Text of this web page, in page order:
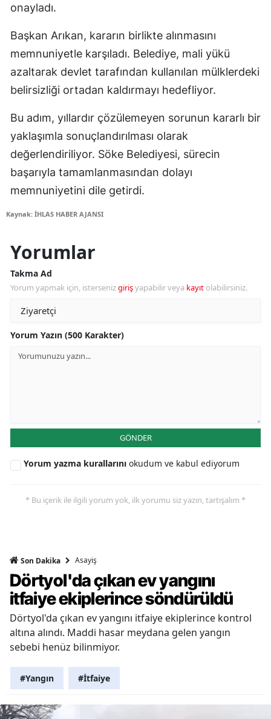
onayladı.
Başkan Arıkan, kararın birlikte alınmasını
memnuniyetle karşıladı. Belediye, mali yükü
azaltarak devlet tarafından kullanılan mülklerdeki
belirsizliği ortadan kaldırmayı hedefliyor.
Bu adım, yıllardır çözülemeyen sorunun kararlı bir
yaklaşımla sonuçlandırılması olarak
değerlendiriliyor. Söke Belediyesi, sürecin
başarıyla tamamlanmasından dolayı
memnuniyetini dile getirdi.
Kaynak: İHLAS HABER AJANSI
Yorumlar
Takma Ad
Yorum yapmak için, istersenizgirişyapabilir veya kayıt olabilirsiniz.
Yorum Yazın (500 Karakter)
GÖNDER
Yorum yazma kurallarını okudum ve kabul ediyorum
* Bu içerik ile ilgili yorum yok, ilk yorumu siz yazın, tartışalım *
Son Dakika Asayiş
Dörtyol'da çıkan ev yangını
itfaiye ekiplerince söndürüldü
Dörtyol'da çıkan ev yangını itfaiye ekiplerince kontrol
altına alındı. Maddi hasar meydana gelen yangın
sebebi henüz bilinmiyor.
#Yangın #İtfaiye